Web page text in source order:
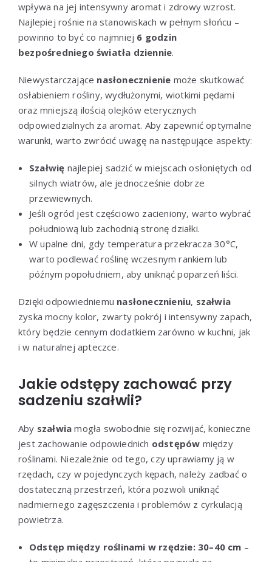
wpływa na jej intensywny aromat i zdrowy wzrost.
Najlepiej rośnie na stanowiskach w pełnym słońcu –
powinno to być co najmniej 6 godzin
bezpośredniego światła dziennie.
Niewystarczające nasłonecznienie może skutkować
osłabieniem rośliny, wydłużonymi, wiotkimi pędami
oraz mniejszą ilością olejków eterycznych
odpowiedzialnych za aromat. Aby zapewnić optymalne
warunki, warto zwrócić uwagę na następujące aspekty:
Szałwię najlepiej sadzić w miejscach osłoniętych od
silnych wiatrów, ale jednocześnie dobrze
przewiewnych.
Jeśli ogród jest częściowo zacieniony, warto wybrać
południową lub zachodnią stronę działki.
W upalne dni, gdy temperatura przekracza 30°C,
warto podlewać roślinę wczesnym rankiem lub
późnym popołudniem, aby uniknąć poparzeń liści.
Dzięki odpowiedniemu nasłonecznieniu, szałwia
zyska mocny kolor, zwarty pokrój i intensywny zapach,
który będzie cennym dodatkiem zarówno w kuchni, jak
i w naturalnej apteczce.
Jakie odstępy zachować przy
sadzeniu szałwii?
Aby szałwia mogła swobodnie się rozwijać, konieczne
jest zachowanie odpowiednich odstępów między
roślinami. Niezależnie od tego, czy uprawiamy ją w
rzędach, czy w pojedynczych kępach, należy zadbać o
dostateczną przestrzeń, która pozwoli uniknąć
nadmiernego zagęszczenia i problemów z cyrkulacją
powietrza.
Odstęp między roślinami w rzędzie: 30–40 cm –